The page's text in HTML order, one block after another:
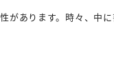
あります。時々、中